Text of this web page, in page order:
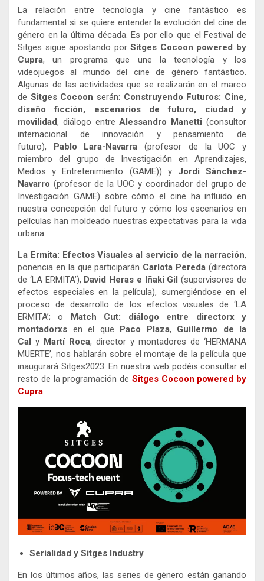
La relación entre tecnología y cine fantástico es
fundamental si se quiere entender la evolución del cine de
género en la última década. Es por ello que el Festival de
Sitges sigue apostando porSitges Cocoon powered by
Cupra, un programa que une la tecnología y los
videojuegos al mundo del cine de género fantástico.
Algunas de las actividades que se realizarán en el marco
de Sitges Cocoon serán: Construyendo Futuros: Cine,
diseño ficción, escenarios de futuro, ciudad y
movilidad, diálogo entreAlessandro Manetti(consultor
internacional de innovación y pensamiento de
futuro), Pablo Lara-Navarra (profesor de la UOC y
miembro del grupo de Investigación en Aprendizajes,
Medios y Entretenimiento (GAME)) yJordi Sánchez-
Navarro (profesor de la UOC y coordinador del grupo de
Investigación GAME) sobre cómo el cine ha influido en
nuestra concepción del futuro y cómo los escenarios en
películas han moldeado nuestras expectativas para la vida
urbana.
La Ermita: Efectos Visuales al servicio de la narración,
ponencia en la que participarán Carlota Pereda (directora
de ‘LA ERMITA’), David Heras e Iñaki Gil (supervisores de
efectos especiales en la película), sumergiéndose en el
proceso de desarrollo de los efectos visuales de ‘LA
ERMITA’; o Match Cut: diálogo entre directorx y
montadorxs en el que Paco Plaza, Guillermo de la
Cal y Martí Roca, director y montadores de ‘HERMANA
MUERTE’, nos hablarán sobre el montaje de la película que
inaugurará Sitges2023. En nuestra web podéis consultar el
resto de la programación de Sitges Cocoon powered by
Cupra.
Serialidad y Sitges Industry
En los últimos años, las series de género están ganando